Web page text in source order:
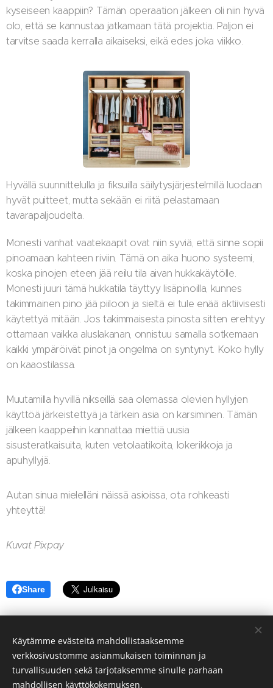
kyseiseen kaappiin? Tämän operaation jälkeen oli niin hyvä
olo, että se kannustaa jatkamaan tätä projektia. Paljon ei
tarvitse saada kerralla aikaiseksi, eikä edes joka viikko.
Hyvällä suunnittelulla ja fiksuilla säilytysjärjestelmillä luodaan
hyvät puitteet, mutta sekään ei riitä pelastamaan
tavarapaljoudelta.
Monesti vanhat vaatekaapit ovat niin syviä, että sinne sopii
pinoamaan kahteen riviin. Tämä on aika huono systeemi,
koska pinojen eteen jää reilu tila aivan hukkakäytölle.
Monesti juuri tämä hukkatila täyttyy lisäpinoilla, kunnes
takimmainen pino jää piiloon ja sieltä ei tule enää aktiivisesti
käytettyä mitään. Jos takimmaisesta pinosta sitten erehtyy
ottamaan vaikka aluslakanan, onnistuu samalla sotkemaan
kaikki ympäröivät pinot ja ongelma on syntynyt. Koko hylly
on kaaostilassa.
Muutamilla hyvillä nikseillä saa olemassa olevien hyllyjen
käyttöä järkeistettyä ja tärkein asia on karsiminen. Tämän
jälkeen kaappeihin kannattaa miettiä uusia
sisusteratkaisuita, kuten vetolaatikoita, lokerikkoja ja
apuhyllyjä.
Autan sinua mielelläni näissä asioissa, ota rohkeasti
yhteyttä!
Kuvat Pixpay
Share
© 2022 Irina Lehtonen. irinleht@gmail.com
LuotuWebnodella
Käytämme evästeitä mahdollistaaksemme
verkkosivustomme asianmukaisen toiminnan ja
turvallisuuden sekä tarjotaksemme sinulle parhaan
mahdollisen käyttökokemuksen.